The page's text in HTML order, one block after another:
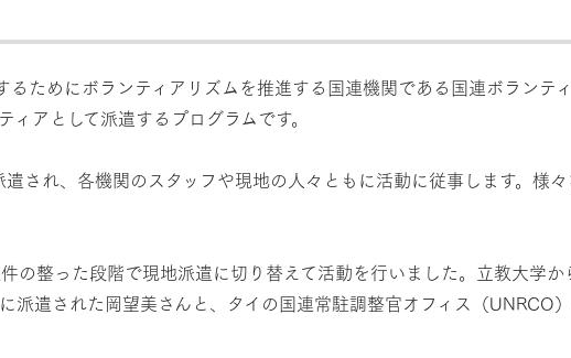
ためにボランティアリズムを推進する国連機関である国連ボランテ
アとして派遣するプログラムです。
され、各機関のスタッフや現地の人々ともに活動に従事します。様
の整った段階で現地派遣に切り替えて活動を行いました。立教大学
派遣された岡望美さんと、タイの国連常駐調整官オフィス（UNRCO